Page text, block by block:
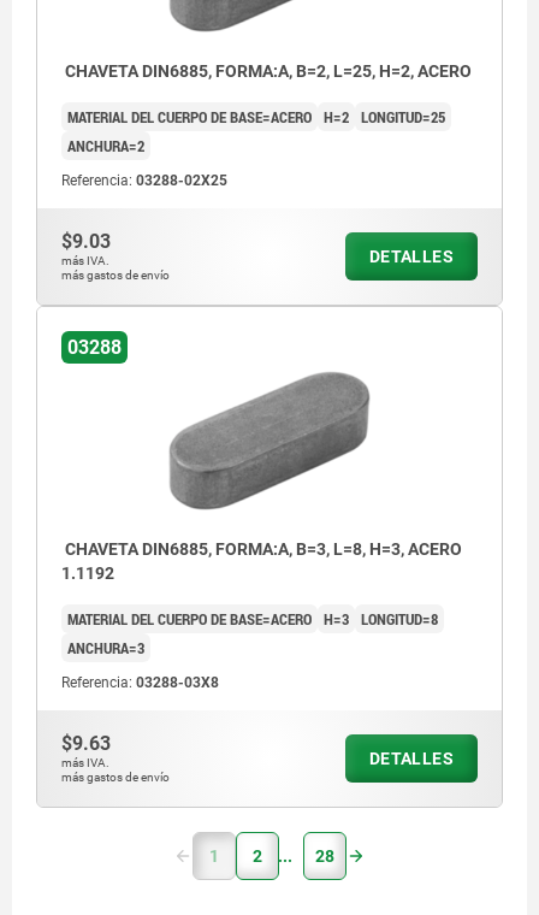
CHAVETA DIN6885, FORMA:A, B=2, L=25, H=2, ACERO
MATERIAL DEL CUERPO DE BASE=ACERO H=2 LONGITUD=25
ANCHURA=2
Referencia: 03288-02X25
$9.03
más IVA.
más gastos de envío
DETALLES
03288
CHAVETA DIN6885, FORMA:A, B=3, L=8, H=3, ACERO
1.1192
MATERIAL DEL CUERPO DE BASE=ACERO H=3 LONGITUD=8
ANCHURA=3
Referencia: 03288-03X8
$9.63
más IVA.
más gastos de envío
DETALLES
1 2 28